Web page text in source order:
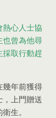
心人士協
也曾為他尋
取行動趕
幾年前獲得
上門贈送
生。